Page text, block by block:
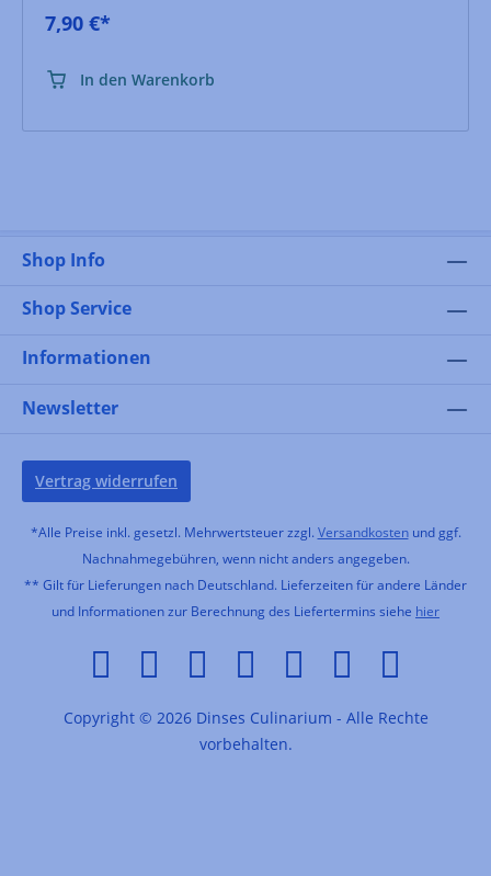
7,90 €*
In den Warenkorb
Shop Info
Shop Service
Informationen
Newsletter
Vertrag widerrufen
*Alle Preise inkl. gesetzl. Mehrwertsteuer zzgl. Versandkostenund ggf.
Nachnahmegebühren, wenn nicht anders angegeben.
** Gilt für Lieferungen nach Deutschland. Lieferzeiten für andere Länder
und Informationen zur Berechnung des Liefertermins siehe hier
Copyright © 2026 Dinses Culinarium - Alle Rechte
vorbehalten.